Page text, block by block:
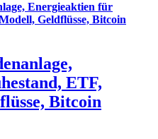
Energieaktien für
Geldflüsse, Bitcoin
ETF,
Bitcoin